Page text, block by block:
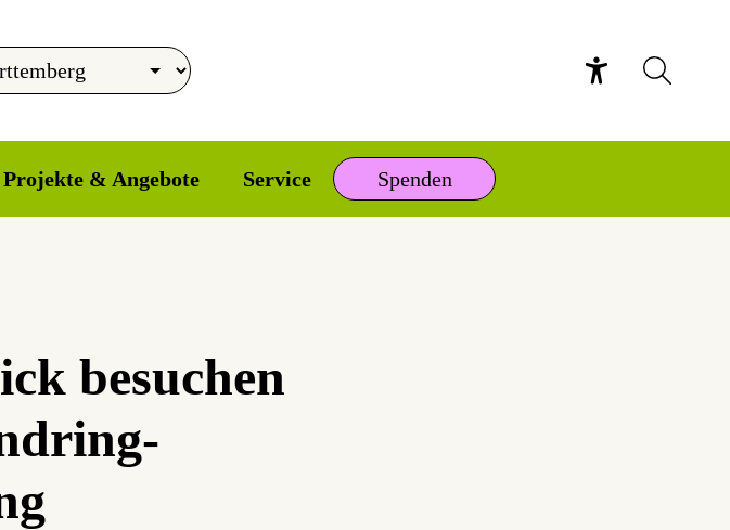
Projekte & Angebote Service Spenden
besuchen